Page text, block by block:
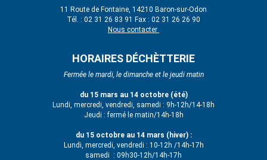
11 Route de Fontaine, 14210 Baron-sur-Odon
Tél. : 02 31 26 83 91 Fax : 02 31 26 26 90
Nous contacter
HORAIRES DÉCHÈTTERIE
Fermée le mardi, le dimanche et le jeudi matin
du 15 mars au 14 octobre (été)
Lundi, mercredi, vendredi, samedi : 9h-12h/14-18h
Jeudi : fermé le matin/14h-18h
du 15 octobre au 14 mars (hiver) :
Lundi, mercredi, vendredi : 10-12h /14h-17h
samedi : 09h30-12h/14h-17h